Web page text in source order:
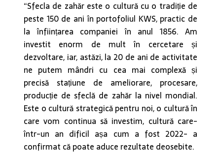
“Sfecla de zahăr este o cultură cu o tradiție de
peste 150 de ani în portofoliul KWS, practic de
la înființarea companiei în anul 1856. Am
investit enorm de mult în cercetare și
dezvoltare, iar, astăzi, la 20 de ani de activitate
ne putem mândri cu cea mai complexă și
precisă stațiune de ameliorare, procesare,
producție de sfeclă de zahăr la nivel mondial.
Este o cultură strategică pentru noi, o cultură în
care vom continua să investim, cultură care-
într-un an dificil așa cum a fost 2022- a
confirmat că poate aduce rezultate deosebite.